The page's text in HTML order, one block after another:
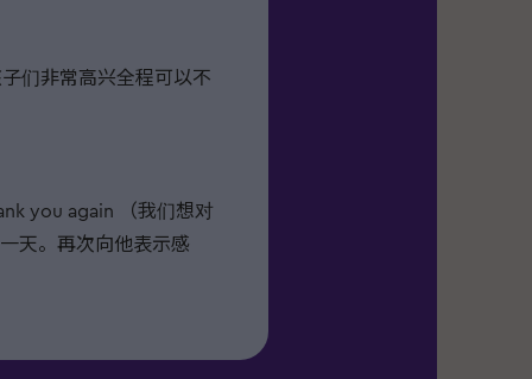
们非常高兴全程可以不
you again （我们想对
天。再次向他表示感